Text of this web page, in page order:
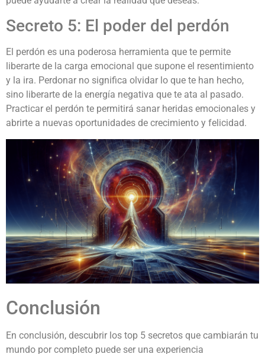
Secreto 5: El poder del perdón
El perdón es una poderosa herramienta que te permite
liberarte de la carga emocional que supone el resentimiento
y la ira. Perdonar no significa olvidar lo que te han hecho,
sino liberarte de la energía negativa que te ata al pasado.
Practicar el perdón te permitirá sanar heridas emocionales y
abrirte a nuevas oportunidades de crecimiento y felicidad.
Conclusión
En conclusión, descubrir los top 5 secretos que cambiarán tu
mundo por completo puede ser una experiencia